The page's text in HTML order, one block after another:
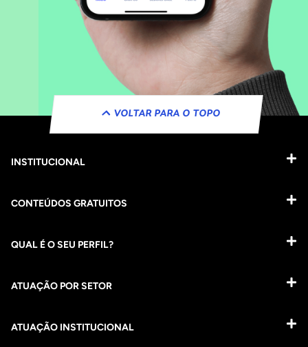
VOLTAR PARA O TOPO
INSTITUCIONAL
CONTEÚDOS GRATUITOS
QUAL É O SEU PERFIL?
ATUAÇÃO POR SETOR
ATUAÇÃO INSTITUCIONAL